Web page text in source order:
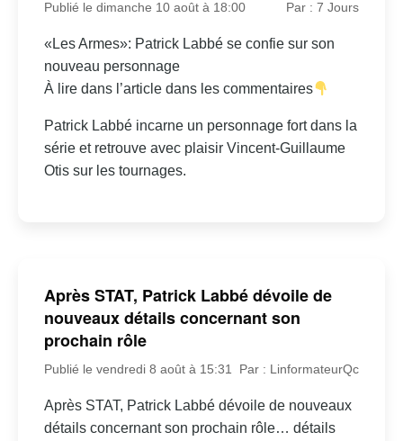
Publié le dimanche 10 août à 18:00 Par : 7 Jours
«Les Armes»: Patrick Labbé se confie sur son
nouveau personnage
À lire dans l’article dans les commentaires
Patrick Labbé incarne un personnage fort dans la
série et retrouve avec plaisir Vincent-Guillaume
Otis sur les tournages.
Après STAT, Patrick Labbé dévoile de
nouveaux détails concernant son
prochain rôle
Publié le vendredi 8 août à 15:31 Par : LinformateurQc
Après STAT, Patrick Labbé dévoile de nouveaux
détails concernant son prochain rôle… détails